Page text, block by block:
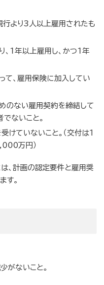
行より3人以上雇用されたも
1年以上雇用し、かつ1年
て、雇用保険に加入してい
のない雇用契約を締結して
ないこと。
けていないこと。（交付は1
万円）
、計画の認定要件と雇用奨
す。
がないこと。